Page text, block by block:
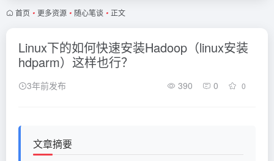
首页 • 更多资源 • 随心笔谈 • 正文
Linux下的如何快速安装Hadoop（linux安装
hdparm）这样也行？
3年前发布 390 0 0
文章摘要